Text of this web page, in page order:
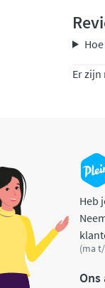
Er zijn
Heb
(ma